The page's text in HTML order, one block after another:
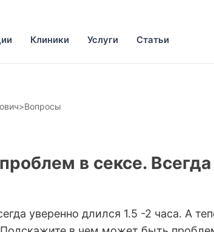
Клиники Услуги Статьи
>Вопросы
в сексе.
уверенно длился 1.5 -2 часа. А